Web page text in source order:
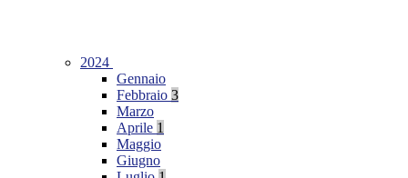
2024
Gennaio
Febbraio 3
Marzo
Aprile 1
Maggio
Giugno